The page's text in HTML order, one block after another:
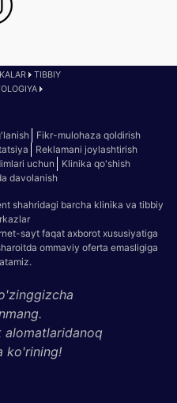
TIBBIY
Fikr-mulohaza qoldirish
Reklamani joylashtirish
uchun
Klinika qo'shish
davolanish
shahridagi barcha klinika va tibbiy
sayt faqat axborot xususiyatiga
ommaviy oferta emasligiga
alomatlaridanoq
ko'rining!